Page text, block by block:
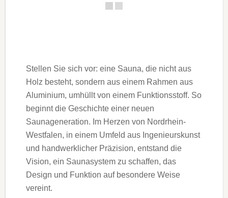
Stellen Sie sich vor: eine Sauna, die nicht aus
Holz besteht, sondern aus einem Rahmen aus
Aluminium, umhüllt von einem Funktionsstoff. So
beginnt die Geschichte einer neuen
Saunageneration. Im Herzen von Nordrhein-
Westfalen, in einem Umfeld aus Ingenieurskunst
und handwerklicher Präzision, entstand die
Vision, ein Saunasystem zu schaffen, das
Design und Funktion auf besondere Weise
vereint.